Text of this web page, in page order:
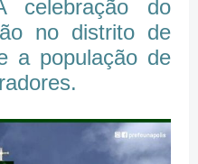
celebração do
no distrito de
a população de